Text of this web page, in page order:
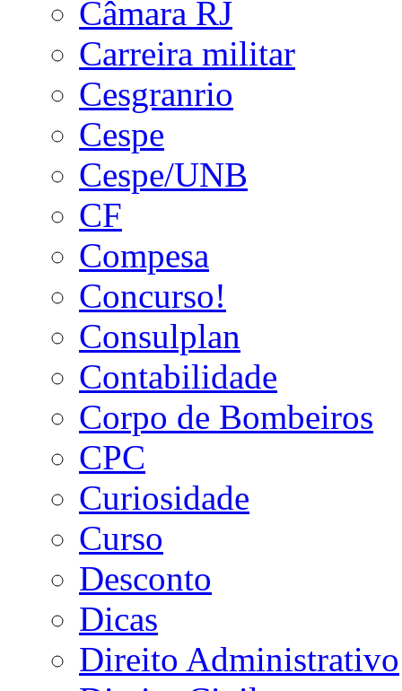
Câmara RJ
Carreira militar
Cesgranrio
Cespe
Cespe/UNB
CF
Compesa
Concurso!
Consulplan
Contabilidade
Corpo de Bombeiros
CPC
Curiosidade
Curso
Desconto
Dicas
Direito Administrativo